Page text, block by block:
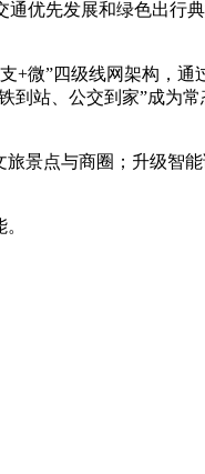
优先发展和绿色出行
+微”四级线网架构，
站、公交到家”成为
景点与商圈；升级智